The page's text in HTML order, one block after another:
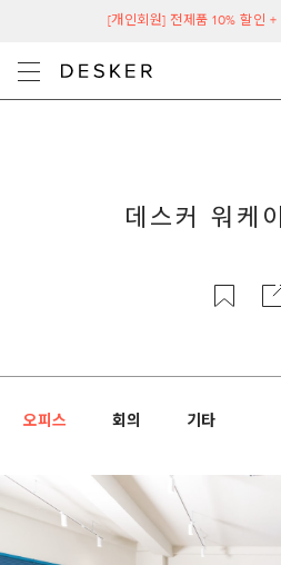
[개인회원] 전제품 10% 할인 +
데스커 워케
오피스 회의 기타